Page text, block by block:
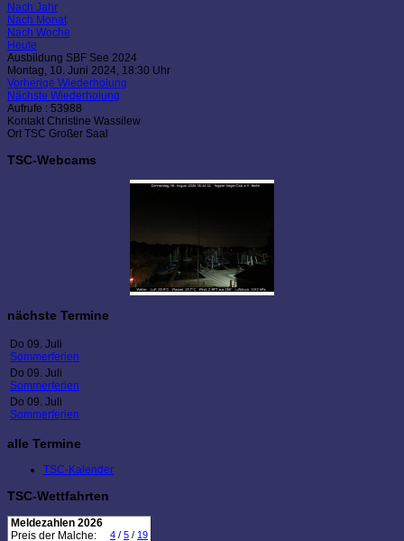
Nach Jahr
Nach Monat
Nach Woche
Heute
Ausbildung SBF See 2024
Montag, 10. Juni 2024, 18:30 Uhr
Vorherige Wiederholung
Nächste Wiederholung
Aufrufe : 53988
Kontakt Christine Wassilew
Ort TSC Großer Saal
TSC-Webcams
nächste Termine
Do 09. Juli
Sommerferien
Do 09. Juli
Sommerferien
Do 09. Juli
Sommerferien
alle Termine
TSC-Kalender
TSC-Wettfahrten
Meldezahlen 2026
Preis der Malche:
4 / 5 / 19